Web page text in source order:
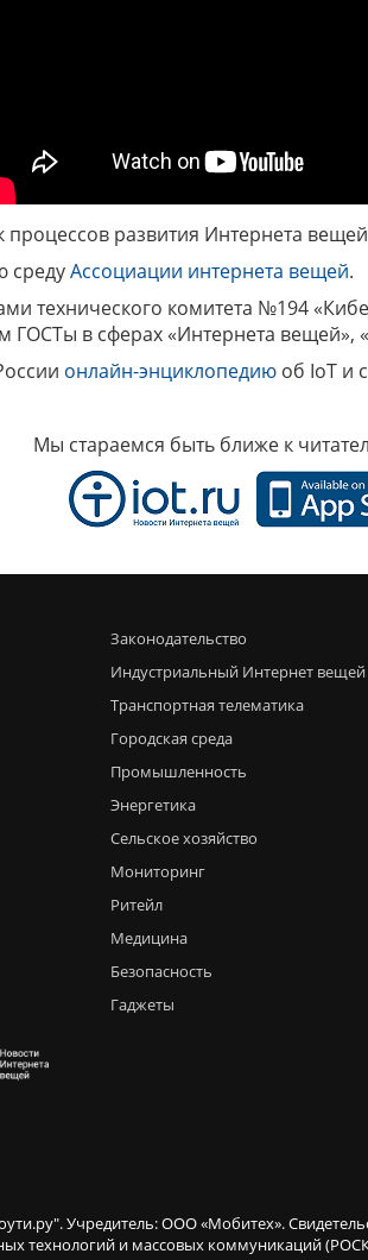
развития Интернета
средуАссоциации интернета вещей.
технического комитета №194
ГОСТы в сферах «Интернета
онлайн-энциклопедию об IoT и
Мы стараемся быть ближе к
Законодательство
Индустриальный Интернет вещей
Транспортная телематика
Городская среда
Промышленность
Энергетика
Сельское хозяйство
Мониторинг
Ритейл
Медицина
Безопасность
Гаджеты
Учредитель: ООО «Мобитех».
технологий и массовых коммуникаций